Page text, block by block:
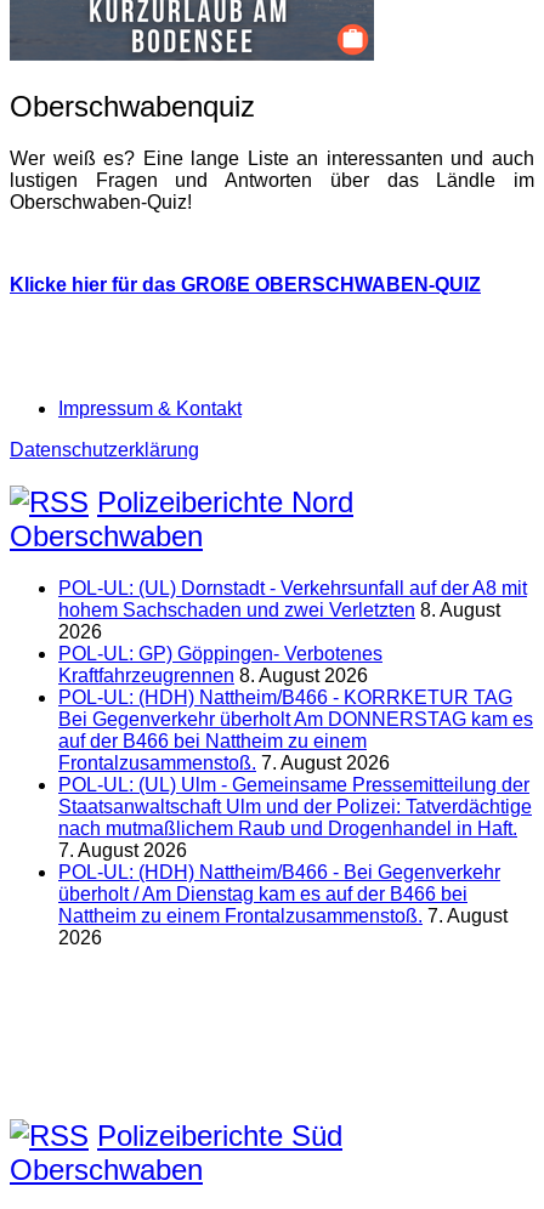
Oberschwabenquiz
Wer weiß es? Eine lange Liste an interessanten und auch
lustigen Fragen und Antworten über das Ländle im
Oberschwaben-Quiz!
Klicke hier für das GROßE OBERSCHWABEN-QUIZ
Impressum & Kontakt
Datenschutzerklärung
Polizeiberichte Nord
Oberschwaben
POL-UL: (UL) Dornstadt - Verkehrsunfall auf der A8 mit
hohem Sachschaden und zwei Verletzten 8. August
2026
POL-UL: GP) Göppingen- Verbotenes
Kraftfahrzeugrennen 8. August 2026
POL-UL: (HDH) Nattheim/B466 - KORRKETUR TAG
Bei Gegenverkehr überholt Am DONNERSTAG kam es
auf der B466 bei Nattheim zu einem
Frontalzusammenstoß. 7. August 2026
POL-UL: (UL) Ulm - Gemeinsame Pressemitteilung der
Staatsanwaltschaft Ulm und der Polizei: Tatverdächtige
nach mutmaßlichem Raub und Drogenhandel in Haft.
7. August 2026
POL-UL: (HDH) Nattheim/B466 - Bei Gegenverkehr
überholt / Am Dienstag kam es auf der B466 bei
Nattheim zu einem Frontalzusammenstoß. 7. August
2026
Polizeiberichte Süd
Oberschwaben